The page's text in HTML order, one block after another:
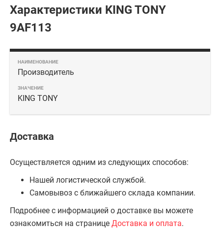
Характеристики KING TONY
9AF113
Производитель
KING TONY
Доставка
Осуществляется одним из следующих способов:
Нашей логистической службой.
Самовывоз с ближайшего склада компании.
Подробнее с информацией о доставке вы можете
ознакомиться на странице Доставка и оплата.